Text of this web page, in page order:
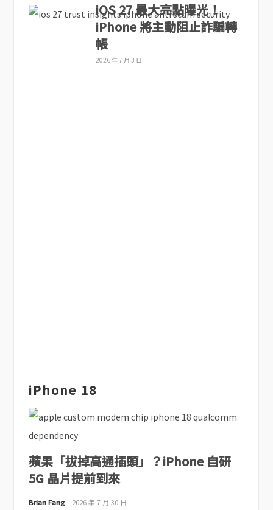
iOS 27 最大亮點曝光！
iPhone 將主動阻止詐騙轉
帳
2026 年 7 月 3 日
iPhone 18
蘋果「拔掉高通插頭」？iPhone 自研
5G 晶片提前到來
Brian Fang 2026 年 7 月 30 日